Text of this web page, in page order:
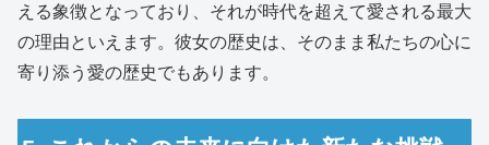
える象徴となっており、それが時代を超えて愛される最大
の理由といえます。彼女の歴史は、そのまま私たちの心に
寄り添う愛の歴史でもあります。